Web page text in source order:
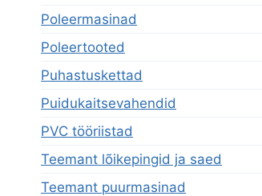
Poleermasinad
Poleertooted
Puhastuskettad
Puidukaitsevahendid
PVC tööriistad
Teemant lõikepingid ja saed
Teemant puurmasinad